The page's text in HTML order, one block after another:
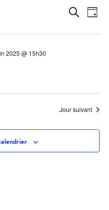
et
Recherche
de
Jour
2025 @ 15h30
Jour suivant